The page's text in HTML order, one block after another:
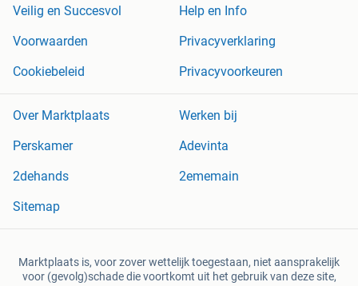
Veilig en Succesvol
Help en Info
Voorwaarden
Privacyverklaring
Cookiebeleid
Privacyvoorkeuren
Over Marktplaats
Werken bij
Perskamer
Adevinta
2dehands
2ememain
Sitemap
Marktplaats is, voor zover wettelijk toegestaan, niet aansprakelijk
voor (gevolg)schade die voortkomt uit het gebruik van deze site,